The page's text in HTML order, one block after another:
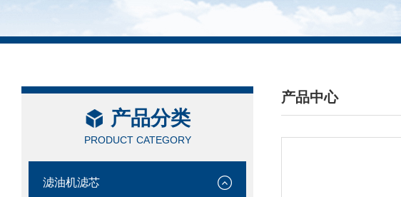
产品分类
PRODUCT CATEGORY
滤油机滤芯
产品中心
/ PRODUCTS CENTER